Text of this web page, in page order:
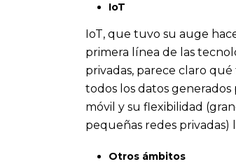
IoT
IoT, que tuvo su auge
primera línea de las
privadas, parece claro
todos los datos
móvil y su flexibilidad
pequeñas redes privadas)
Otros ámbitos